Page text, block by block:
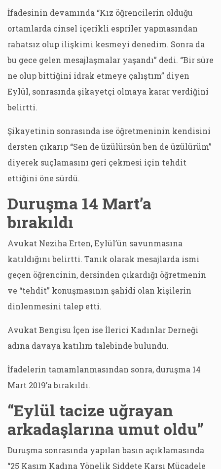
İfadesinin devamında “Kız öğrencilerin olduğu
ortamlarda cinsel içerikli espriler yapmasından
rahatsız olup ilişkimi kesmeyi denedim. Sonra da
bu gece gelen mesajlaşmalar yaşandı” dedi. “Bir süre
ne olup bittiğini idrak etmeye çalıştım” diyen
Eylül, sonrasında şikayetçi olmaya karar verdiğini
belirtti.
Şikayetinin sonrasında ise öğretmeninin kendisini
dersten çıkarıp “Sen de üzülürsün ben de üzülürüm”
diyerek suçlamasını geri çekmesi için tehdit
ettiğini öne sürdü.
Duruşma 14 Mart’a
bırakıldı
Avukat Neziha Erten, Eylül’ün savunmasına
katıldığını belirtti. Tanık olarak mesajlarda ismi
geçen öğrencinin, dersinden çıkardığı öğretmenin
ve “tehdit” konuşmasının şahidi olan kişilerin
dinlenmesini talep etti.
Avukat Bengisu İçen ise İlerici Kadınlar Derneği
adına davaya katılım talebinde bulundu.
İfadelerin tamamlanmasından sonra, duruşma 14
Mart 2019’a bırakıldı.
“Eylül tacize uğrayan
arkadaşlarına umut oldu”
Duruşma sonrasında yapılan basın açıklamasında
“25 Kasım Kadına Yönelik Şiddete Karşı Mücadele